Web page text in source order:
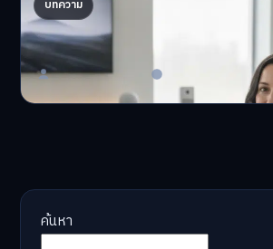
บทความ
AI จัดพอร์ตให้ปัง! เทรนด์ลงทุนยุคใ
จอ
AI จัดพอร์ตให้ปัง! หมด…
Master Bussiness 23 มิถุนายน 2026
ค้นหา